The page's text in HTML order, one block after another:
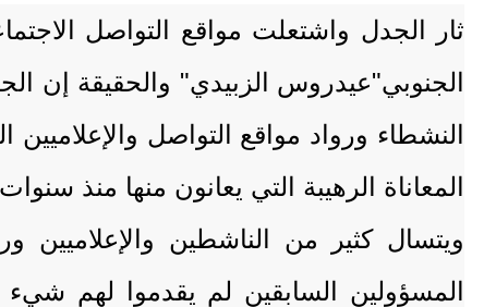
ثار الجدل واشتعلت مواقع التواصل
الجنوبي"عيدروس الزبيدي" والحقيقة إن
النشطاء ورواد مواقع التواصل
المعاناة الرهيبة التي يعانون منها منذ
ويتسال كثير من الناشطين والإعلاميين
المسؤولين السابقين لم يقدموا لهم